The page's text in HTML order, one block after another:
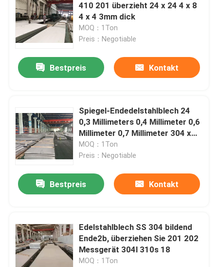
Über uns
410 201 überzieht 24 x 24 4 x 8
4 x 4 3mm dick
MOQ：1Ton
Preis：Negotiable
Bestpreis Kontakt
Spiegel-Endedelstahlblech 24
0,3 Millimeters 0,4 Millimeter 0,6
Millimeter 0,7 Millimeter 304 x
24 24 x 36 24 x 48
MOQ：1Ton
Preis：Negotiable
Bestpreis Kontakt
Edelstahlblech SS 304 bildend
Ende2b, überziehen Sie 201 202
Messgerät 304l 310s 18
MOQ：1Ton